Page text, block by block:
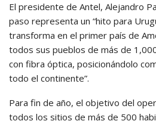
El presidente de Antel, Alejandro
paso representa un “hito para
transforma en el primer país de
todos sus pueblos de más de
con fibra óptica, posicionándolo
todo el continente”.
Para fin de año, el objetivo del
todos los sitios de más de 500